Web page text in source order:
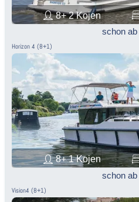
8+ 2 Kojen
schon ab
Horizon 4 (8+1)
8+ 1 Kojen
schon ab
Vision4 (8+1)